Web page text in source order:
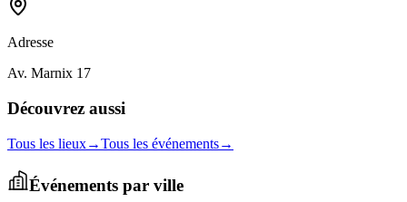
Adresse
Av. Marnix 17
Découvrez aussi
Tous les lieux→Tous les événements→
Événements par ville